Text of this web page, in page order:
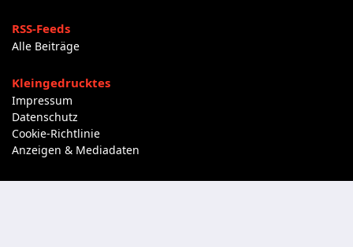
RSS-Feeds
Alle Beiträge
Kleingedrucktes
Impressum
Datenschutz
Cookie-Richtlinie
Anzeigen & Mediadaten